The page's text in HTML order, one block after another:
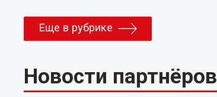
Еще в рубрике
Новости партнёров